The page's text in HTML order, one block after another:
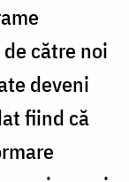
către noi
deveni
fiind că